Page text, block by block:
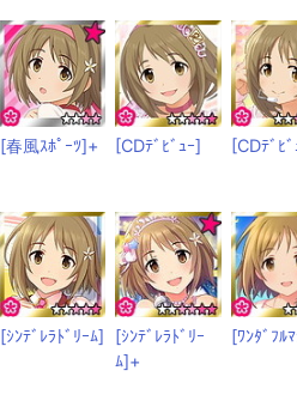
[春風ｽﾎﾟｰﾂ]+ [CDﾃﾞﾋﾞｭｰ] [CDﾃﾞﾋ
[ｼﾝﾃﾞﾚﾗﾄﾞﾘｰﾑ]
[ｼﾝﾃﾞﾚﾗﾄﾞﾘｰ
ﾑ]+
[ﾜﾝﾀﾞﾌﾙ